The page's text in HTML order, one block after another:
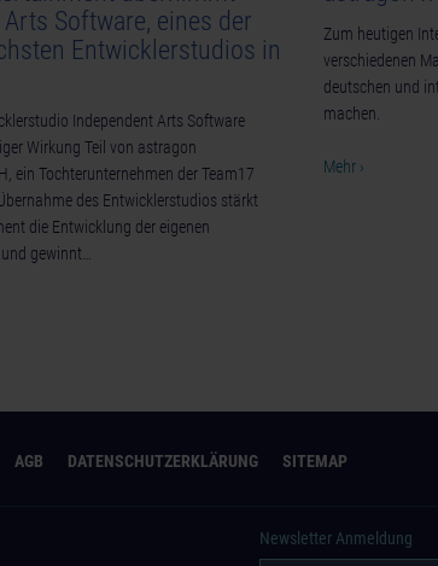
Arts Software, eines der
Entwicklerstudios in
Independent Arts Software
Wirkung Teil von astragon
ein Tochterunternehmen der Team17
des Entwicklerstudios stärkt
die Entwicklung der eigenen
gewinnt…
Zum heutigen
verschiedenen
deutschen und
machen.
Mehr ›
AGB DATENSCHUTZERKLÄRUNG SITEMAP
Newsletter Anmeldung